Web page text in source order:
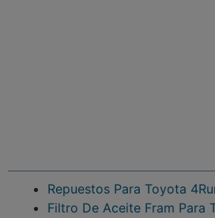
Repuestos Para Toyota
Filtro De Aceite Fram Para